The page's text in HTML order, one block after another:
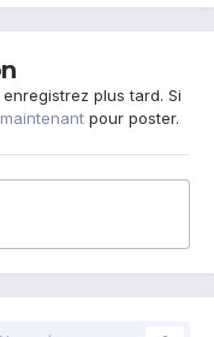
plus tard. Si
pour poster.